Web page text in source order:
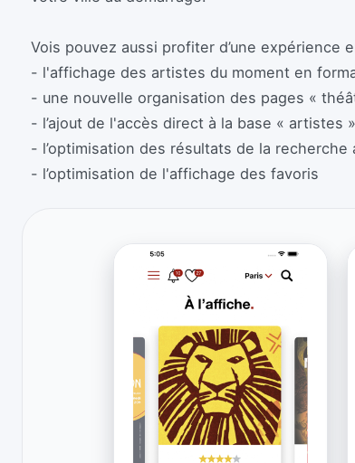
Vois pouvez aussi profiter d’une expérience
- l'affichage des artistes du moment en
- une nouvelle organisation des pages «
- l’ajout de l'accès direct à la base « artistes »
- l’optimisation des résultats de la
- l’optimisation de l'affichage des favoris